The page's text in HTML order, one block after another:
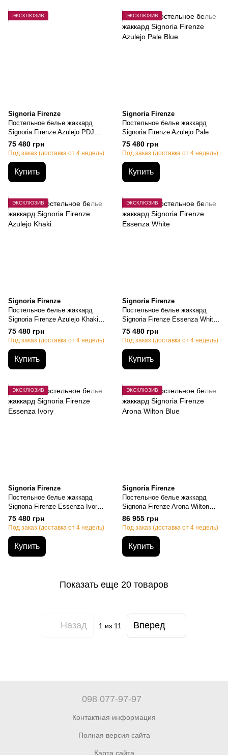
ЭКСКЛЮЗИВ
Signoria Firenze
Постельное белье жаккард
Signoria Firenze Azulejo PDJ
Ivory, Семейный, 50х70см
(2шт), 155х200см-2шт.,
75 480 грн
Под заказ (доставка от 4 недель)
Купить
ЭКСКЛЮЗИВ
Signoria Firenze
Постельное белье жаккард
Signoria Firenze Azulejo Pale
Blue, Семейный, 50х70см
(2шт), 155х200см-2шт.,
75 480 грн
Под заказ (доставка от 4 недель)
Купить
ЭКСКЛЮЗИВ
Signoria Firenze
Постельное белье жаккард
Signoria Firenze Azulejo Khaki,
Семейный, 50х70см (2шт),
155х200см-2шт., 270х290см
75 480 грн
Под заказ (доставка от 4 недель)
Купить
ЭКСКЛЮЗИВ
Signoria Firenze
Постельное белье жаккард
Signoria Firenze Essenza White,
Семейный, 50х70см (2шт),
155х200см-2шт., 270х290см
75 480 грн
Под заказ (доставка от 4 недель)
Купить
ЭКСКЛЮЗИВ
Signoria Firenze
Постельное белье жаккард
Signoria Firenze Essenza Ivory,
Семейный, 50х70см (2шт),
155х200см-2шт., 270х290см
75 480 грн
Под заказ (доставка от 4 недель)
Купить
ЭКСКЛЮЗИВ
Signoria Firenze
Постельное белье жаккард
Signoria Firenze Arona Wilton
Blue, Семейный, 50х70см
(2шт), 155х200см-2шт.,
86 955 грн
Под заказ (доставка от 4 недель)
Купить
Показать еще 20 товаров
Назад 1 из 11 Вперед
098 077-97-97
Контактная информация
Полная версия сайта
Карта сайта